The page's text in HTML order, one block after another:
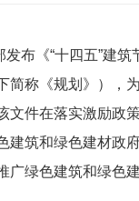
布《“十四五”建筑
简称《规划》），
文件在落实激励政
建筑和绿色建材政
广绿色建筑和绿色建